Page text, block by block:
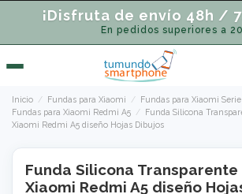
¡Disfruta de envío 48h /
En pedidos superiores a
Inicio Fundas para Xiaomi
Fundas para Xiaomi
Fundas para Xiaomi Redmi A5
Funda Silicona
Xiaomi Redmi A5 diseño Hojas Dibujos
Funda Silicona Transparente
Xiaomi Redmi A5 diseño